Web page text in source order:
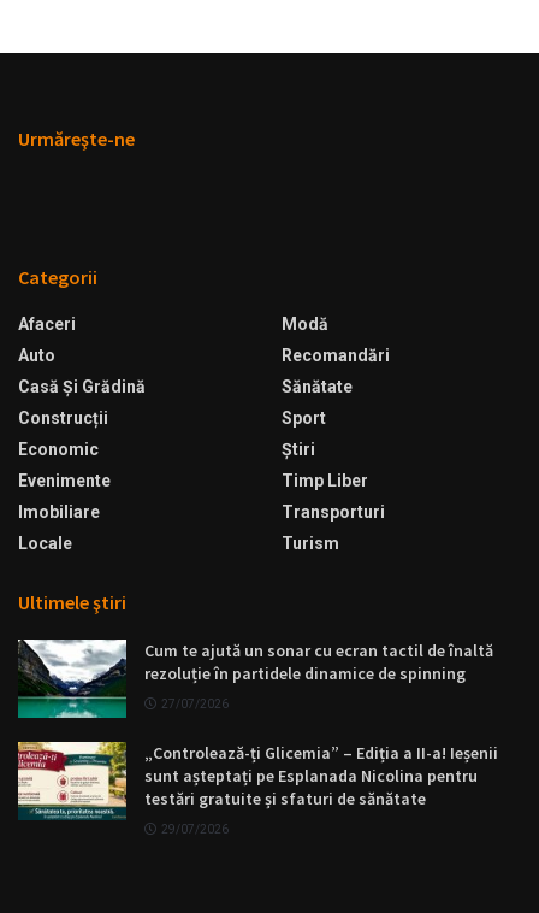
Urmăreşte-ne
Categorii
Afaceri
Auto
Casă Şi Grădină
Construcții
Economic
Evenimente
Imobiliare
Locale
Modă
Recomandări
Sănătate
Sport
Ştiri
Timp Liber
Transporturi
Turism
Ultimele ştiri
Cum te ajută un sonar cu ecran tactil de înaltă
rezoluție în partidele dinamice de spinning
27/07/2026
„Controlează-ți Glicemia” – Ediția a II-a! Ieșenii
sunt așteptați pe Esplanada Nicolina pentru
testări gratuite și sfaturi de sănătate
29/07/2026